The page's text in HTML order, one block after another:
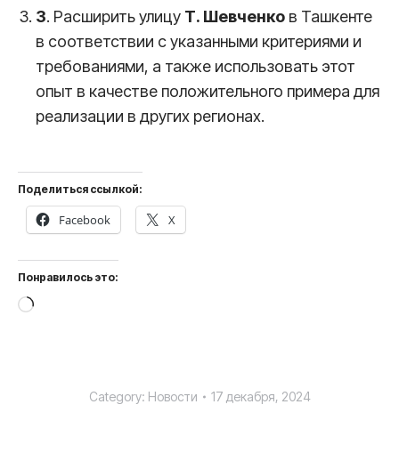
3. Расширить улицу Т. Шевченко в Ташкенте
в соответствии с указанными критериями и
требованиями, а также использовать этот
опыт в качестве положительного примера для
реализации в других регионах.
Поделиться ссылкой:
Facebook X
Понравилось это:
Загрузка…
Category: Новости 17 декабря, 2024